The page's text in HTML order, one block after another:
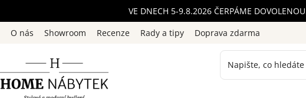
na
obsah
VE DNECH 5-9.8.2026 ČERPÁME
O nás
Showroom Recenze Rady a tipy Doprava zdarma